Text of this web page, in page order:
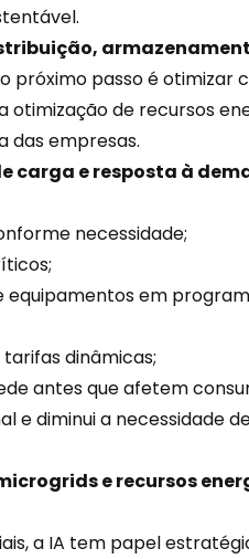
próximo passo é otimizar
otimização de recursos
das empresas.
carga e resposta à
necessidade;
equipamentos em
dinâmicas;
antes que afetem
e diminui a necessidade
e recursos
a IA tem papel